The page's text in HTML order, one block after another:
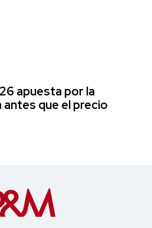
apuesta por la
que el precio